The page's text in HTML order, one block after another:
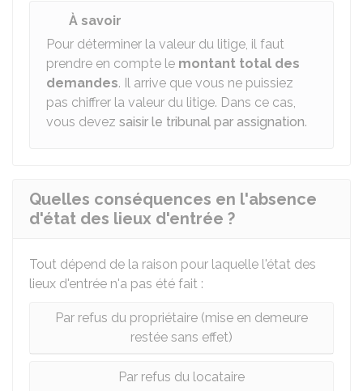
À savoir
Pour déterminer la valeur du litige, il faut
prendre en compte le montant total des
demandes. Il arrive que vous ne puissiez
pas chiffrer la valeur du litige. Dans ce cas,
vous devez saisir le tribunal par assignation.
Quelles conséquences en l'absence
d'état des lieux d'entrée ?
Tout dépend de la raison pour laquelle l'état des
lieux d'entrée n'a pas été fait :
Par refus du propriétaire (mise en demeure
restée sans effet)
Par refus du locataire